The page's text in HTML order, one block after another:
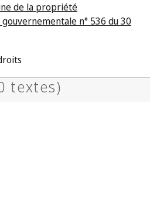
de la propriété
n° 536 du 30